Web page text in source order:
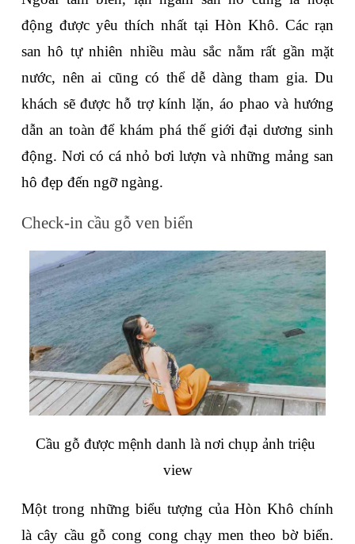
động được yêu thích nhất tại Hòn Khô. Các rạn
san hô tự nhiên nhiều màu sắc nằm rất gần mặt
nước, nên ai cũng có thể dễ dàng tham gia. Du
khách sẽ được hỗ trợ kính lặn, áo phao và hướng
dẫn an toàn để khám phá thế giới đại dương sinh
động. Nơi có cá nhỏ bơi lượn và những mảng san
hô đẹp đến ngỡ ngàng.
Check-in cầu gỗ ven biển
Cầu gỗ được mệnh danh là nơi chụp ảnh triệu
view
Một trong những biểu tượng của Hòn Khô chính
là cây cầu gỗ cong cong chạy men theo bờ biển.